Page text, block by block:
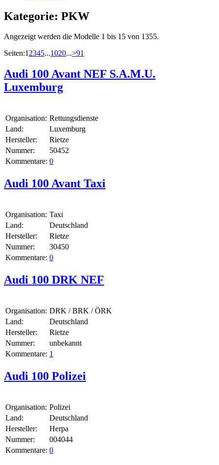
Kategorie: PKW
Angezeigt werden die Modelle 1 bis 15 von 1355.
Seiten:12345...1020...>91
Audi 100 Avant NEF S.A.M.U.
Luxemburg
Organisation: Rettungsdienste
Land:
Luxemburg
Hersteller:
Rietze
Nummer:
50452
Kommentare: 0
Audi 100 Avant Taxi
Organisation: Taxi
Land:
Deutschland
Hersteller:
Rietze
Nummer:
30450
Kommentare: 0
Audi 100 DRK NEF
Organisation: DRK / BRK / ÖRK
Land:
Deutschland
Hersteller:
Rietze
Nummer:
unbekannt
Kommentare: 1
Audi 100 Polizei
Organisation: Polizei
Land:
Deutschland
Hersteller:
Herpa
Nummer:
004044
Kommentare: 0